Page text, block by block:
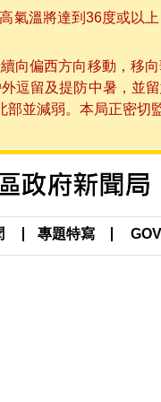
氣溫將達到36度或以
向偏西方向移動，移
逗留及提防中暑，並
並減弱。本局正密
專題特寫